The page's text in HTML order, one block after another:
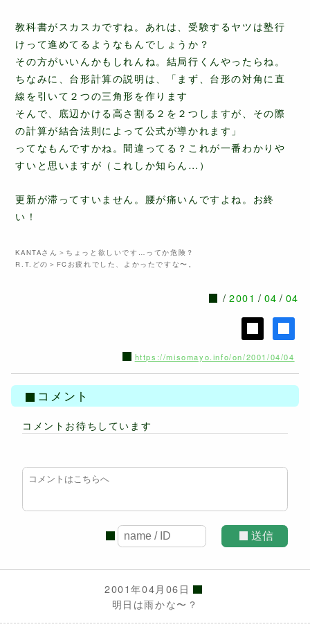
教科書がスカスカですね。あれは、受験するヤツは塾行
けって進めてるようなもんでしょうか？
その方がいいんかもしれんね。結局行くんやったらね。
ちなみに、台形計算の説明は、「まず、台形の対角に直
線を引いて２つの三角形を作ります
そんで、底辺かける高さ割る２を２つしますが、その際
の計算が結合法則によって公式が導かれます」
ってなもんですかね。間違ってる？これが一番わかりや
すいと思いますが（これしか知らん…）
更新が滞ってすいません。腰が痛いんですよね。お終
い！
KANTAさん＞ちょっと欲しいです…ってか危険？
R.T.どの＞FCお疲れでした、よかったですな〜。
2001 04 04
https://misomayo.info/on/2001/04/04
コメント
コメントお待ちしています
送信
2001年04月06日
明日は雨かな〜？